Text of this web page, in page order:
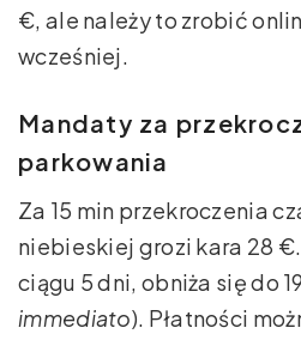
€, ale należy to zrobić
wcześniej.
Mandaty za
parkowania
Za 15 min przekroczenia
niebieskiej grozi kara 28
ciągu 5 dni, obniża się do
immediato). Płatności